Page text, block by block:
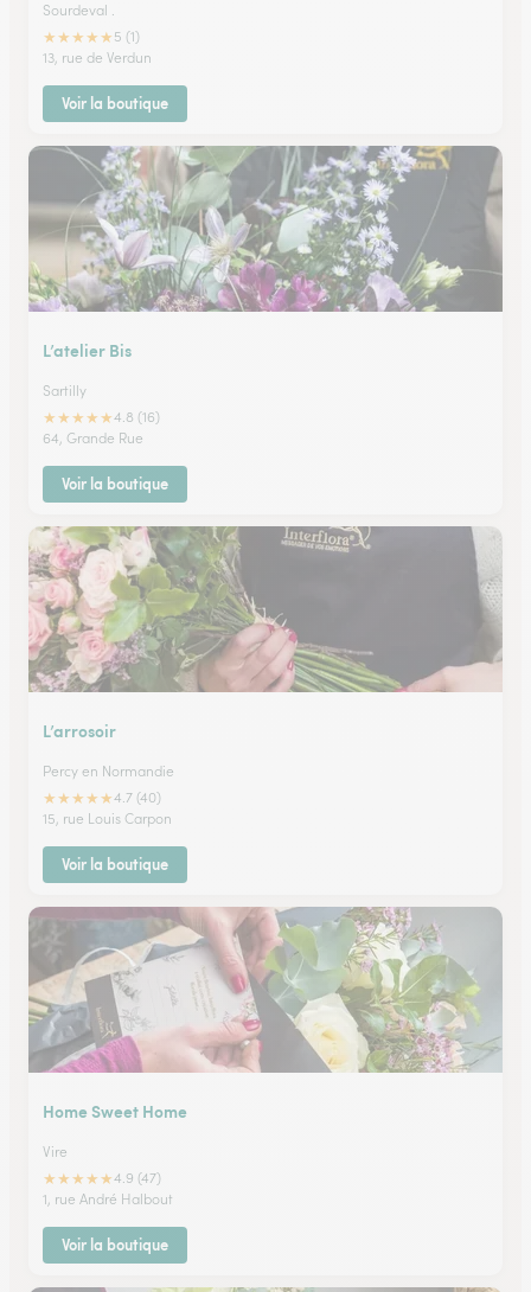
Sourdeval .
★★★★★ 5 (1)
13, rue de Verdun
Voir la boutique
L’atelier Bis
Sartilly
★★★★★4.8 (16)
64, Grande Rue
Voir la boutique
L’arrosoir
Percy en Normandie
★★★★★4.7 (40)
15, rue Louis Carpon
Voir la boutique
Home Sweet Home
Vire
★★★★★4.9 (47)
1, rue André Halbout
Voir la boutique